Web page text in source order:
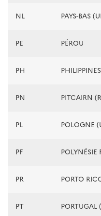
NL PAYS-BAS
PE PÉROU
PH PHILIPPINES
PN PITCAIRN
PL POLOGNE
PF POLYNÉSIE
PR PORTO
PT PORTUGAL